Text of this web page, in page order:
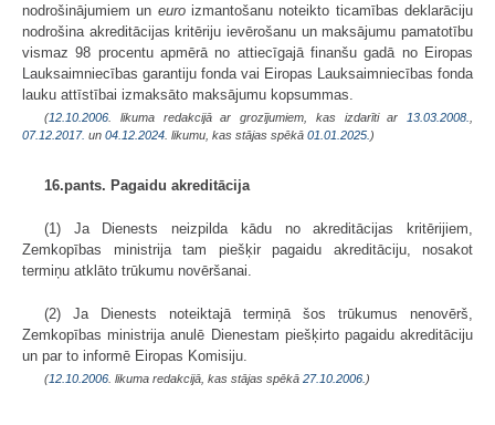
nodrošinājumiem un euroizmantošanu noteikto ticamības deklarāciju
nodrošina akreditācijas kritēriju ievērošanu un maksājumu pamatotību
vismaz 98 procentu apmērā no attiecīgajā finanšu gadā no Eiropas
Lauksaimniecības garantiju fonda vai Eiropas Lauksaimniecības fonda
lauku attīstībai izmaksāto maksājumu kopsummas.
(12.10.2006 . likuma redakcijā ar grozījumiem, kas izdarīti ar 13.03.2008.
07.12.2017. un 04.12.2024 . likumu, kas stājas spēkā 01.01.2025. )
16.pants. Pagaidu akreditācija
(1) Ja Dienests neizpilda kādu no akreditācijas kritērijiem,
Zemkopības ministrija tam piešķir pagaidu akreditāciju, nosakot
termiņu atklāto trūkumu novēršanai.
(2) Ja Dienests noteiktajā termiņā šos trūkumus nenovērš,
Zemkopības ministrija anulē Dienestam piešķirto pagaidu akreditāciju
un par to informē Eiropas Komisiju.
(12.10.2006 . likuma redakcijā, kas stājas spēkā 27.10.2006. )